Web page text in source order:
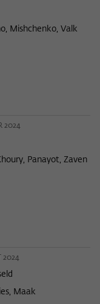
Mishchenko, Valk
2024
Panayot, Zaven
2024
Maak